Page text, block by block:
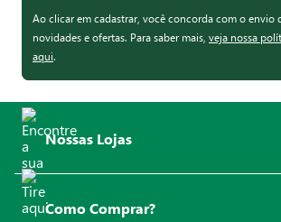
Ao clicar em cadastrar, você concorda com o envio
novidades e ofertas. Para saber mais, veja nossa
aqui.
Nossas Lojas
Como Comprar?